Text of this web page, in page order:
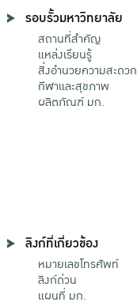
รอบรั้วมหาวิทยาลัย
สถานที่สำคัญ
แหล่งเรียนรู้
สิ่งอำนวยความสะดวก
กีฬาและสุขภาพ
ผลิตภัณฑ์ มก.
ลิงก์ที่เกี่ยวข้อง
หมายเลขโทรศัพท์
ลิงก์ด่วน
แผนที่ มก.